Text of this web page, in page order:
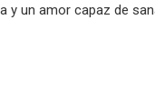
y un amor capaz de